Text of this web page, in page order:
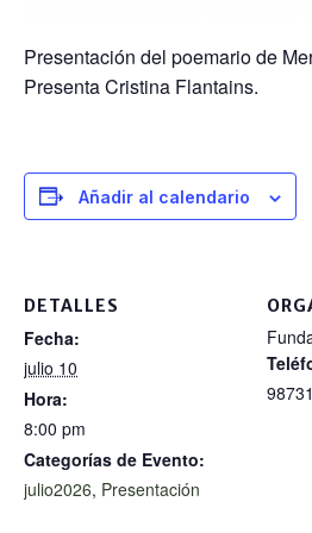
Presentación del poemario de
Presenta Cristina Flantains.
Añadir al calendario
DETALLES
Fecha:
julio 10
Hora:
8:00 pm
Categorías de Evento:
julio2026, Presentación